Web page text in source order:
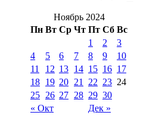
Ноябрь 2024
Пн Вт Ср Чт Пт Сб Вс
« Окт Дек »
1 2
3
4
5 6 7 8 9
10
11
12 13 14 15 16 17
18 19 20 21 22 23 24
25 26 27 28 29 30